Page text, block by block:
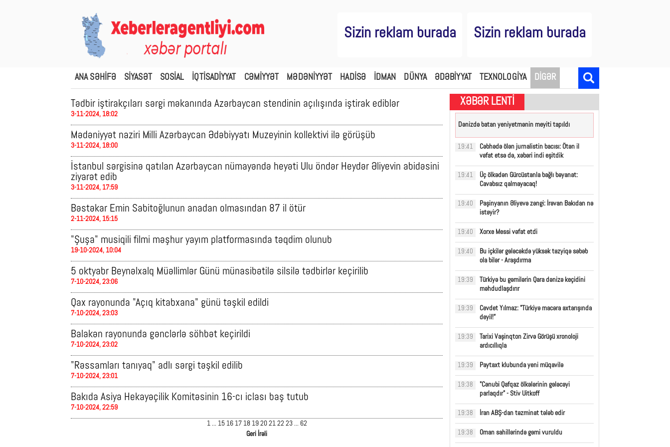
Sizin reklam burada Sizin reklam burada
ANA SƏHİFƏ SİYASƏT SOSİAL İQTİSADİYYAT CƏMİYYƏT MƏDƏNİYYƏT HADİSƏ İDMAN DÜNYA ƏDƏBİYYAT TEXNOLOGİYA DİGƏR
Tədbir iştirakçıları sərgi məkanında Azərbaycan stendinin açılışında iştirak ediblər
3-11-2024, 18:02
Mədəniyyət naziri Milli Azərbaycan Ədəbiyyatı Muzeyinin kollektivi ilə görüşüb
3-11-2024, 18:00
İstanbul sərgisinə qatılan Azərbaycan nümayəndə heyəti Ulu öndər Heydər Əliyevin abidəsini
ziyarət edib
3-11-2024, 17:59
Bəstəkar Emin Sabitoğlunun anadan olmasından 87 il ötür
2-11-2024, 15:15
"Şuşa" musiqili filmi məşhur yayım platformasında təqdim olunub
19-10-2024, 10:04
5 oktyabr Beynəlxalq Müəllimlər Günü münasibətilə silsilə tədbirlər keçirilib
7-10-2024, 23:06
Qax rayonunda "Açıq kitabxana" günü təşkil edildi
7-10-2024, 23:03
Balakən rayonunda gənclərlə söhbət keçirildi
7-10-2024, 23:02
"Rəssamları tanıyaq" adlı sərgi təşkil edilib
7-10-2024, 23:01
Bakıda Asiya Hekayəçilik Komitəsinin 16-cı iclası baş tutub
7-10-2024, 22:59
1 ... 15 16 17 18 19 20 21 22 23 ... 62
Geri İrəli
XƏBƏR LENTİ
Dənizdə batan yeniyetmənin meyiti tapıldı
19:41
Cəbhədə ölən jurnalistin bacısı: Ötən il
vəfat etsə də, xəbəri indi eşitdik
19:41
Üç ölkədən Gürcüstanla bağlı bəyanat:
Cavabsız qalmayacaq!
19:40
Paşinyanın Əliyevə zəngi: İrəvan Bakıdan nə
istəyir?
19:40 Xorxe Messi vəfat etdi
19:40
Bu içkilər gələcəkdə yüksək təzyiqə səbəb
ola bilər - Araşdırma
19:39
Türkiyə bu gəmilərin Qara dənizə keçidini
məhdudlaşdırır
19:39
Cevdet Yılmaz: "Türkiyə macəra axtarışında
deyil!”
19:39
Tarixi Vaşinqton Zirvə Görüşü xronoloji
ardıcıllıqla
19:39 Paytaxt klubunda yeni müqavilə
19:38
"Cənubi Qafqaz ölkələrinin gələcəyi
parlaqdır" - Stiv Uitkoff
19:38 İran ABŞ-dan təzminat tələb edir
19:38 Oman sahillərində gəmi vuruldu